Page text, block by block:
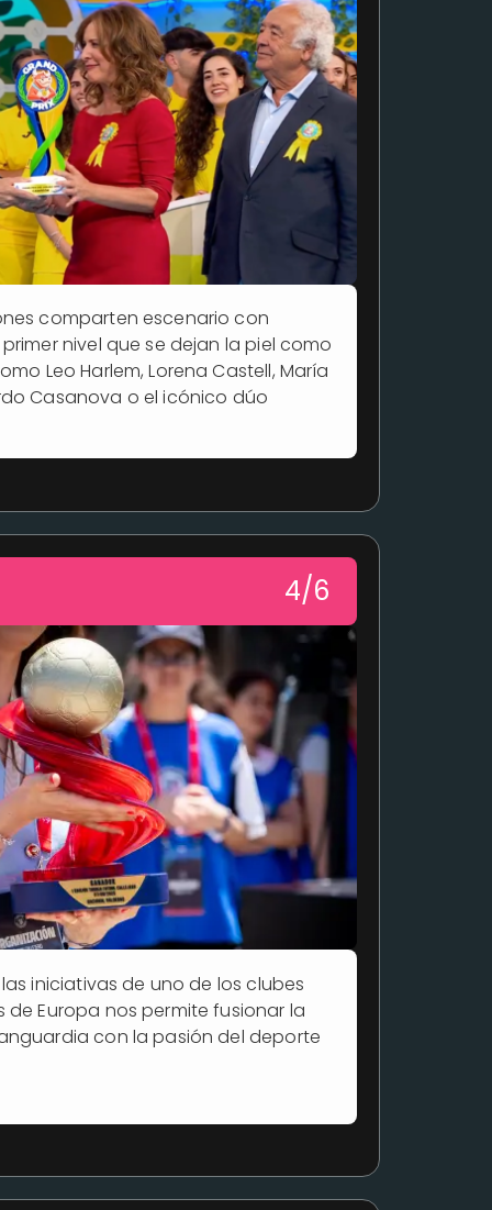
comparten escenario con
nivel que se dejan la piel como
Leo Harlem, Lorena Castell, María
Casanova o el icónico dúo
4/6
iniciativas de uno de los clubes
de Europa nos permite fusionar la
con la pasión del deporte